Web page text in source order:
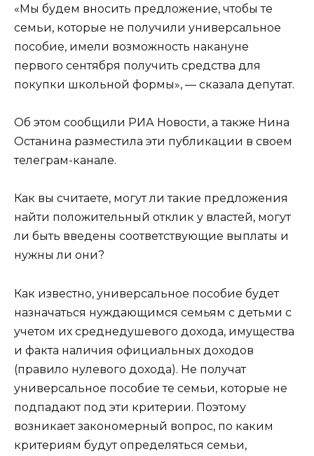
«Мы будем вносить предложение, чтобы те
семьи, которые не получили универсальное
пособие, имели возможность накануне
первого сентября получить средства для
покупки школьной формы», — сказала депутат.
Об этом сообщили РИА Новости, а также Нина
Останина разместила эти публикации в своем
телеграм-канале.
Как вы считаете, могут ли такие предложения
найти положительный отклик у властей, могут
ли быть введены соответствующие выплаты и
нужны ли они?
Как известно, универсальное пособие будет
назначаться нуждающимся семьям с детьми с
учетом их среднедушевого дохода, имущества
и факта наличия официальных доходов
(правило нулевого дохода). Не получат
универсальное пособие те семьи, которые не
подпадают под эти критерии. Поэтому
возникает закономерный вопрос, по каким
критериям будут определяться семьи,